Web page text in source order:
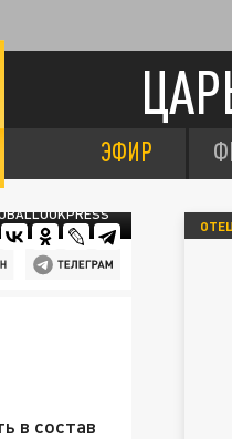
ЭФИР
в состав